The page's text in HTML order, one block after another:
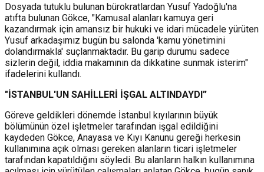
Dosyada tutuklu bulunan bürokratlardan Yusuf Yadoğlu'na
atıfta bulunan Gökce, "Kamusal alanları kamuya geri
kazandırmak için amansız bir hukuki ve idari mücadele yürüten
Yusuf arkadaşımız bugün bu salonda 'kamu yönetimini
dolandırmakla' suçlanmaktadır. Bu garip durumu sadece
sizlerin değil, iddia makamının da dikkatine sunmak isterim"
ifadelerini kullandı.
"İSTANBUL'UN SAHİLLERİ İŞGAL ALTINDAYDI”
Göreve geldikleri dönemde İstanbul kıyılarının büyük
bölümünün özel işletmeler tarafından işgal edildiğini
kaydeden Gökce, Anayasa ve Kıyı Kanunu gereği herkesin
kullanımına açık olması gereken alanların ticari işletmeler
tarafından kapatıldığını söyledi. Bu alanların halkın kullanımına